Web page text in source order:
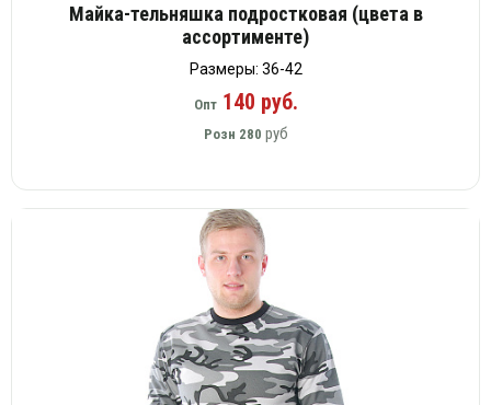
Майка-тельняшка подростковая (цвета в
ассортименте)
Размеры: 36-42
Опт140 руб.
Розн 280 руб